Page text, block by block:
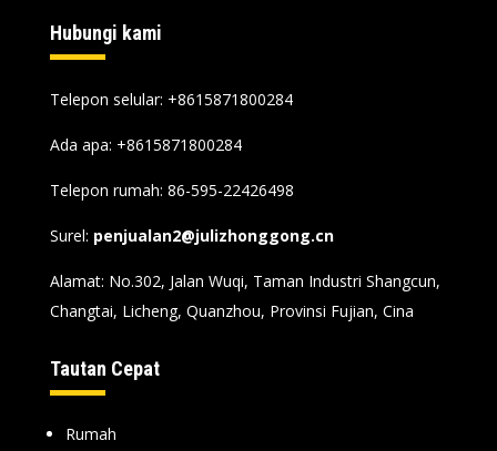
Hubungi kami
Telepon selular: +8615871800284
Ada apa: +8615871800284
Telepon rumah: 86-595-22426498
Surel: penjualan2@julizhonggong.cn
Alamat: No.302, Jalan Wuqi, Taman Industri Shangcun,
Changtai, Licheng, Quanzhou, Provinsi Fujian, Cina
Tautan Cepat
Rumah